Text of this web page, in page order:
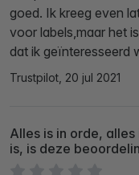
goed. Ik kreeg even
voor labels,maar het
dat ik geïnteresseerd
Trustpilot, 20 jul 2021
Alles is in orde,
is, is deze